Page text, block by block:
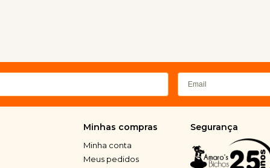
Minhas compras
Minha conta
Meus pedidos
Segurança